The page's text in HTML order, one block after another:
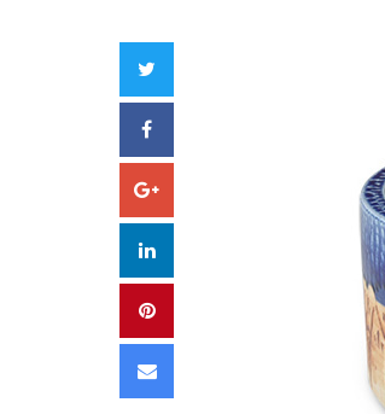
Facebook
Google+
LinkedIn
Pinterest
Email